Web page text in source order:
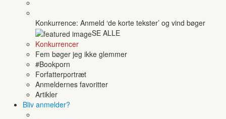
Konkurrence: Anmeld ‘de korte tekster’ og vind bøger
SE ALLE
Konkurrencer
Fem bøger jeg ikke glemmer
#Bookporn
Forfatterportræt
Anmeldernes favoritter
Artikler
Bliv anmelder?